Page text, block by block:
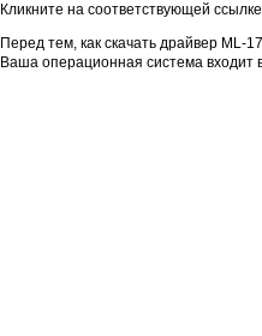
Кликните на соответствующей
Перед тем, как скачать драйвер ML-
Ваша операционная система входит